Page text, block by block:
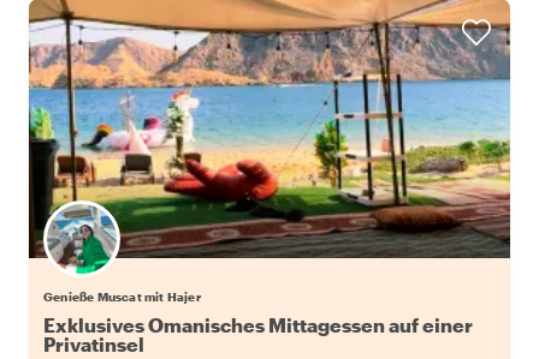
Genieße Muscat mit Hajer
Exklusives Omanisches Mittagessen auf einer
Privatinsel